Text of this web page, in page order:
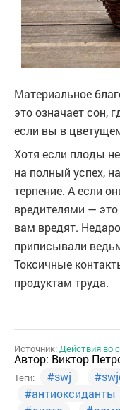
Материальное
это означает сон,
если вы в
Хотя если плоды
на полный успех,
терпение. А если
вредителями —
вам вредят.
приписывали
Токсичные
продуктам труда.
Источник: Действия во
Автор: Виктор
Теги: #swj
#антиоксиданты